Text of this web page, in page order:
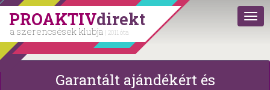
PROAKTIVdirekt
a szerencsések klubja | 2011 óta
Garantált ajándékért és